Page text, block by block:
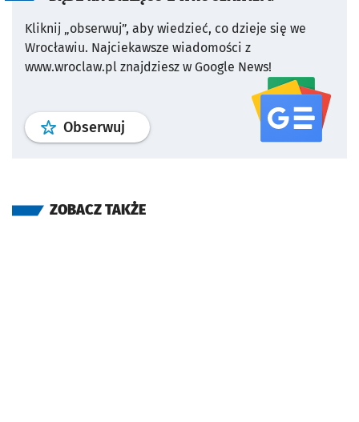
Kliknij „obserwuj”, aby wiedzieć, co dzieje się we
Wrocławiu. Najciekawsze wiadomości z
www.wroclaw.pl znajdziesz w Google News!
Obserwuj profil serwisu
ZOBACZ TAKŻE